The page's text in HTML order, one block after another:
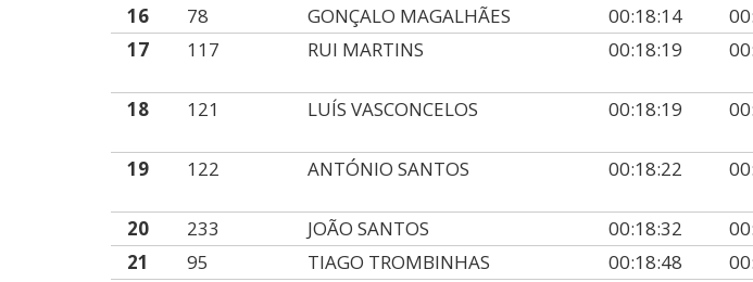
16
78 GONÇALO MAGALHÃES 00:18:14
17
117 RUI MARTINS 00:18:19
18 121 LUÍS VASCONCELOS 00:18:19
19 122 ANTÓNIO SANTOS 00:18:22
20 233 JOÃO SANTOS 00:18:32
21
95 TIAGO TROMBINHAS 00:18:48